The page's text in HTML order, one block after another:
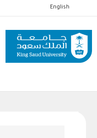
إلى
المحتوى
الرئيسي
English